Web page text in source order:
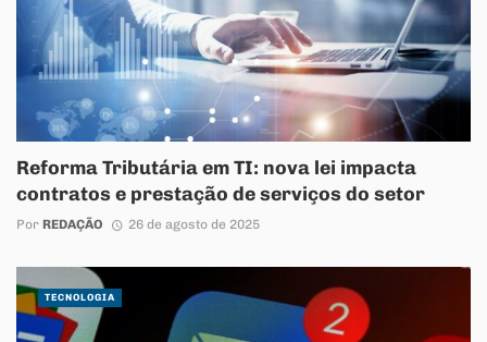
Reforma Tributária em TI: nova lei impacta
contratos e prestação de serviços do setor
Por REDAÇÃO 26 de agosto de 2025
TECNOLOGIA